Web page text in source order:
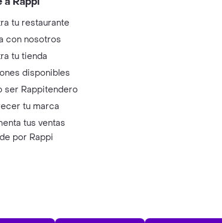
tu restaurante
con nosotros
tu tienda
disponibles
ser Rappitendero
tu marca
tus ventas
por Rappi